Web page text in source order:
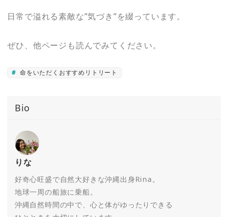
日常で溢れる素敵な”気づき”を綴っています。
ぜひ、他ページも読んでみてください。
命をいただくおすすめリトリート
Bio
りな
好奇心旺盛で自然大好きな沖縄出身Rina。
地球一周の船旅に乗船。
沖縄自然時間の中で、心と体がゆったりできる